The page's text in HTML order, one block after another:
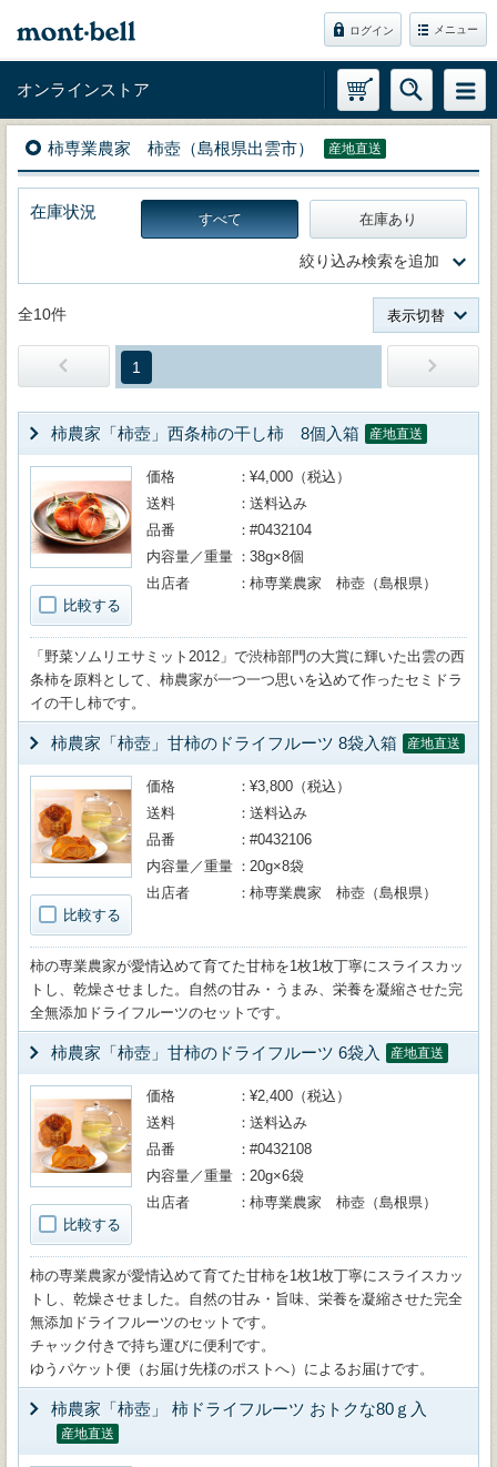
ログイン メニュー
オンラインストア
柿専業農家 柿壺（島根県出雲市） 産地直送
在庫状況 すべて 在庫あり
絞り込み検索を追加
全10件 表示切替
1
柿農家「柿壺」西条柿の干し柿 8個入箱 産地直送
比較する
価格
¥4,000（税込）
送料
送料込み
品番
#0432104
内容量／重量
38g×8個
出店者
柿専業農家 柿壺（島根県）
「野菜ソムリエサミット2012」で渋柿部門の大賞に輝いた出雲の西
条柿を原料として、柿農家が一つ一つ思いを込めて作ったセミドラ
イの干し柿です。
柿農家「柿壺」甘柿のドライフルーツ 8袋入箱 産地直送
比較する
価格
¥3,800（税込）
送料
送料込み
品番
#0432106
内容量／重量
20g×8袋
出店者
柿専業農家 柿壺（島根県）
柿の専業農家が愛情込めて育てた甘柿を1枚1枚丁寧にスライスカッ
トし、乾燥させました。自然の甘み・うまみ、栄養を凝縮させた完
全無添加ドライフルーツのセットです。
柿農家「柿壺」甘柿のドライフルーツ 6袋入 産地直送
比較する
価格
¥2,400（税込）
送料
送料込み
品番
#0432108
内容量／重量
20g×6袋
出店者
柿専業農家 柿壺（島根県）
柿の専業農家が愛情込めて育てた甘柿を1枚1枚丁寧にスライスカッ
トし、乾燥させました。自然の甘み・旨味、栄養を凝縮させた完全
無添加ドライフルーツのセットです。
チャック付きで持ち運びに便利です。
ゆうパケット便（お届け先様のポストへ）によるお届けです。
柿農家「柿壺」 柿ドライフルーツ おトクな80ｇ入
産地直送